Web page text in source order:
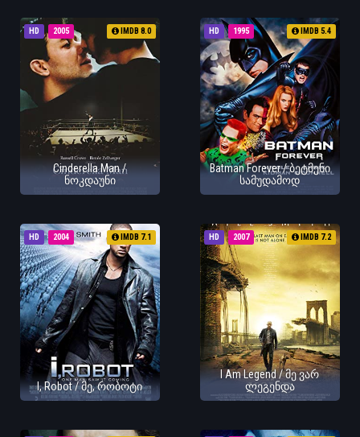
HD 2005 IMDB 8.0
Cinderella Man /
ნოკდაუნი
HD 1995 IMDB 5.4
Batman Forever / ბეტმენი
სამუდამოდ
HD 2004 IMDB 7.1
I, Robot / მე, რობოტი
HD 2007 IMDB 7.2
I Am Legend / მე ვარ
ლეგენდა